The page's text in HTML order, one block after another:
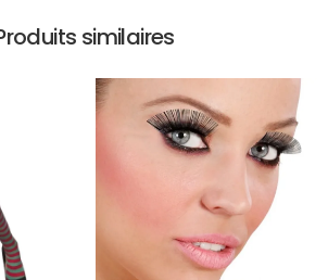
similaires